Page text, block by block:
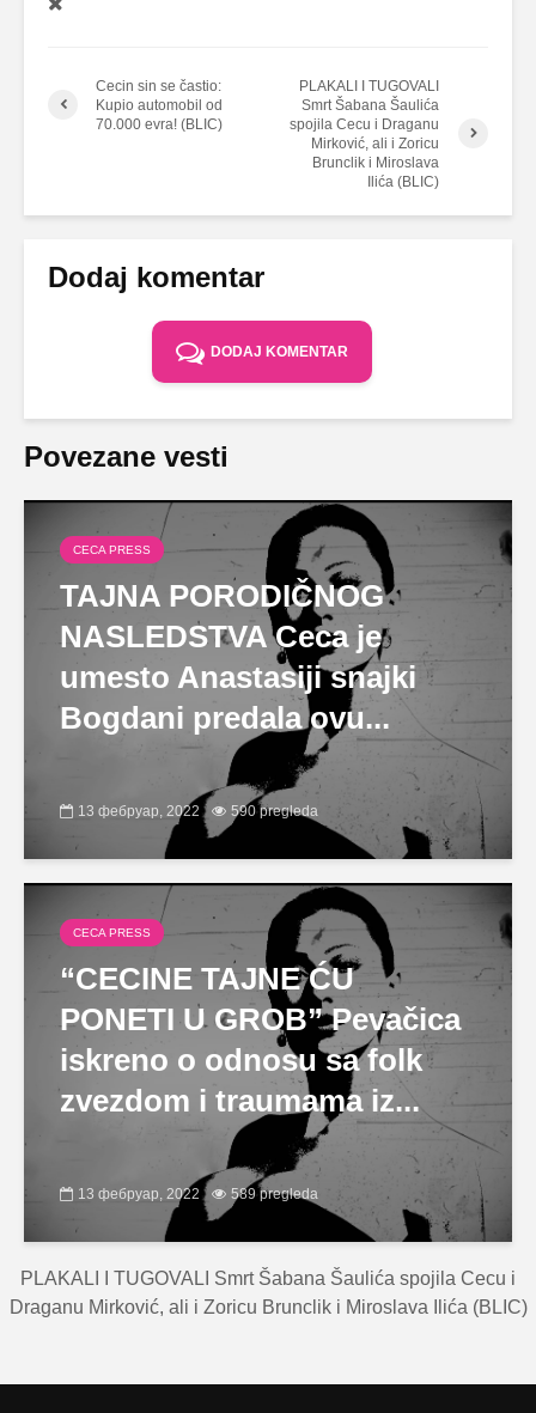
Cecin sin se častio:
Kupio automobil od
70.000 evra! (BLIC)
PLAKALI I TUGOVALI
Smrt Šabana Šaulića
spojila Cecu i Draganu
Mirković, ali i Zoricu
Brunclik i Miroslava
Ilića (BLIC)
Dodaj komentar
DODAJ KOMENTAR
Povezane vesti
CECA PRESS
TAJNA PORODIČNOG
NASLEDSTVA Ceca je
umesto Anastasiji snajki
Bogdani predala ovu...
13 фебруар, 2022 590 pregleda
CECA PRESS
“CECINE TAJNE ĆU
PONETI U GROB” Pevačica
iskreno o odnosu sa folk
zvezdom i traumama iz...
13 фебруар, 2022 589 pregleda
PLAKALI I TUGOVALI Smrt Šabana Šaulića spojila Cecu i
Draganu Mirković, ali i Zoricu Brunclik i Miroslava Ilića (BLIC)